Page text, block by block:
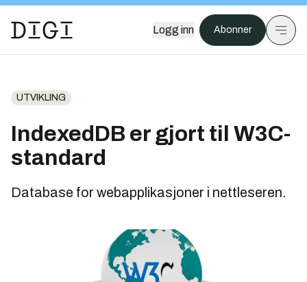
Logg inn Abonner
UTVIKLING
IndexedDB er gjort til W3C-
standard
Database for webapplikasjoner i nettleseren.